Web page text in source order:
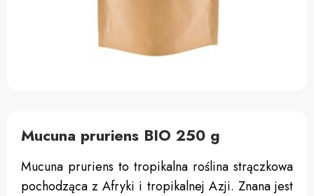
Mucuna pruriens BIO 250 g
Mucuna pruriens to tropikalna roślina strączkowa
pochodząca z Afryki i tropikalnej Azji. Znana jest